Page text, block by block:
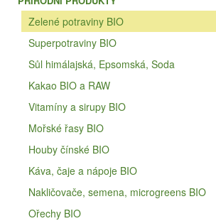
Zelené potraviny BIO
Superpotraviny BIO
Sůl himálajská, Epsomská, Soda
Kakao BIO a RAW
Vitamíny a sirupy BIO
Mořské řasy BIO
Houby čínské BIO
Káva, čaje a nápoje BIO
Nakličovače, semena, microgreens BIO
Ořechy BIO